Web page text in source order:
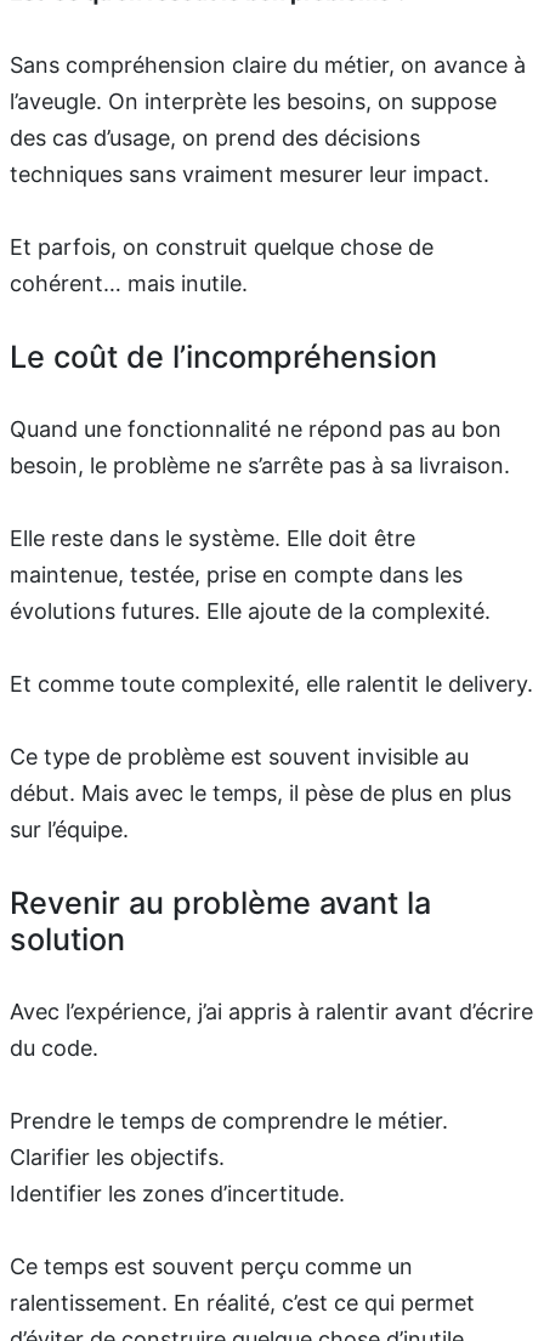
Sans compréhension claire du métier, on avance à
l’aveugle. On interprète les besoins, on suppose
des cas d’usage, on prend des décisions
techniques sans vraiment mesurer leur impact.
Et parfois, on construit quelque chose de
cohérent… mais inutile.
Le coût de l’incompréhension
Quand une fonctionnalité ne répond pas au bon
besoin, le problème ne s’arrête pas à sa livraison.
Elle reste dans le système. Elle doit être
maintenue, testée, prise en compte dans les
évolutions futures. Elle ajoute de la complexité.
Et comme toute complexité, elle ralentit le delivery.
Ce type de problème est souvent invisible au
début. Mais avec le temps, il pèse de plus en plus
sur l’équipe.
Revenir au problème avant la
solution
Avec l’expérience, j’ai appris à ralentir avant d’écrire
du code.
Prendre le temps de comprendre le métier.
Clarifier les objectifs.
Identifier les zones d’incertitude.
Ce temps est souvent perçu comme un
ralentissement. En réalité, c’est ce qui permet